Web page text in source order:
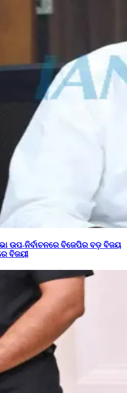
ଉପ-ନିର୍ବାଚନରେ ବିଜେପିର ବଡ଼ ବିଜୟ
ବିଜୟୀ